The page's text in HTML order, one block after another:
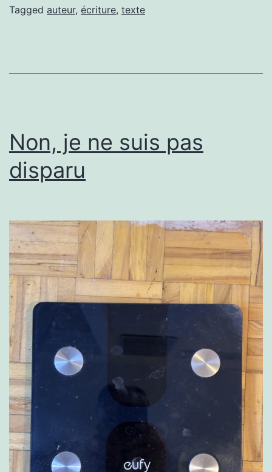
Tagged auteur, écriture, texte
Non, je ne suis pas
disparu